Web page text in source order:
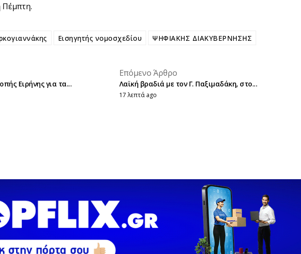
Πέμπτη.
Εισηγητής νομοσχεδίου ΨΗΦΙΑΚΗΣ ΔΙΑΚΥΒΕΡΝΗΣΗΣ
placeholder text
Επόμενο Άρθρο
Ειρήνης για τα... Λαϊκή βραδιά με τον Γ. Παξιμαδάκη, στο...
17 λεπτά ago